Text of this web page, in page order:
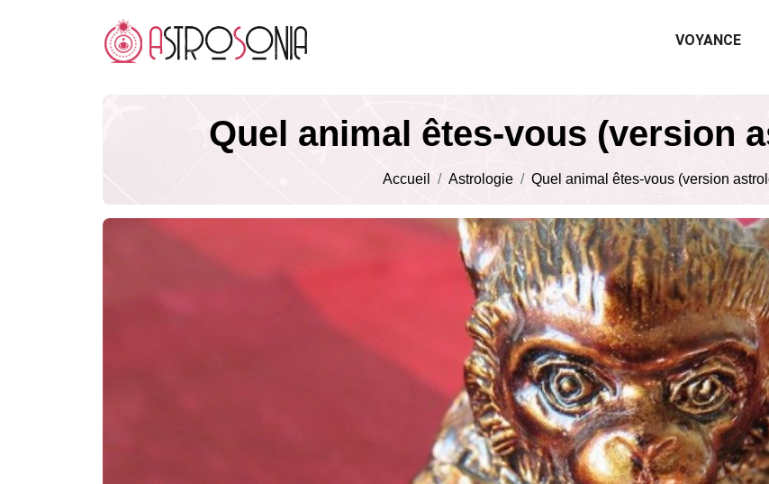
VOYANCE
Quel animal êtes-vous (version
Accueil Astrologie Quel animal êtes-vous (version